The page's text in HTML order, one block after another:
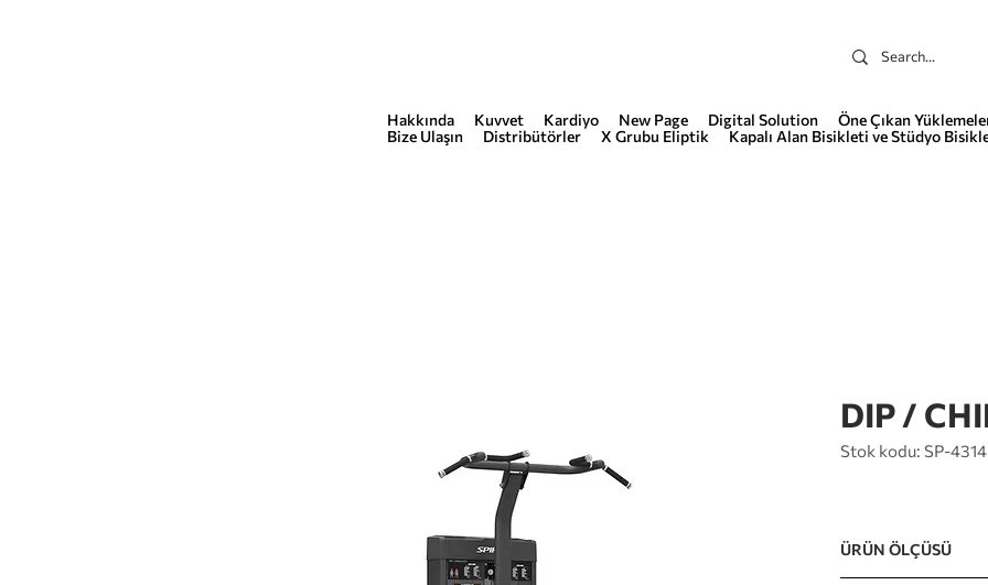
Hakkında Kuvvet Kardiyo New Page Digital Solution Öne Çıkan
Bize Ulaşın
Distribütörler X Grubu Eliptik Kapalı Alan Bisikleti ve Stüdyo
DIP /
Stok kodu: SP-4314
ÜRÜN ÖLÇÜSÜ